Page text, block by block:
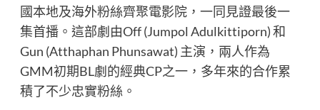
國本地及海外粉絲齊聚電影院，一同見證最後一
集首播。這部劇由Off (Jumpol Adulkittiporn) 和
Gun (Atthaphan Phunsawat) 主演，兩人作為
GMM初期BL劇的經典CP之一，多年來的合作累
積了不少忠實粉絲。